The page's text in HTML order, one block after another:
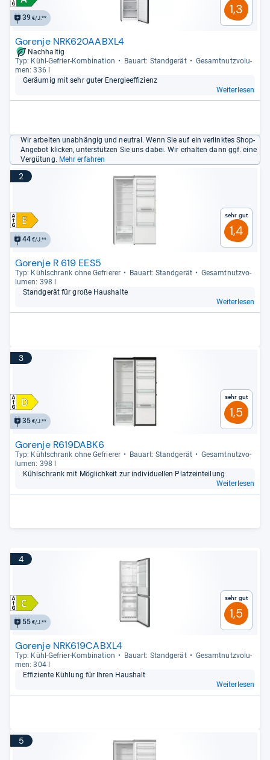
39 €/J.**
1,3
Gorenje NRK620AABXL4
Nachhaltig
Typ: Kühl-​Gefrier-​Kom­bi­na­tion
Bau­art: Stand­ge­rät
Gesamt­nutz­vo­lu­
men: 336 l
Geräu­mig mit sehr guter Ener­gie­ef­fi­zi­enz
Weiterlesen
Wir arbeiten unabhängig und neutral. Wenn Sie auf ein verlinktes Shop-
Angebot klicken, unterstützen Sie uns dabei. Wir erhalten dann ggf. eine
Vergütung. Mehr erfahren
2
44€/J.**
Sehr gut
1,4
Gorenje R 619 EES5
Typ: Kühl­schrank ohne Gefrie­rer Bau­art: Stand­ge­rät
Gesamt­nutz­vo­
lu­men: 398 l
Stand­ge­rät für große Haus­halte
Weiterlesen
3
35€/J.**
Sehr gut
1,5
Gorenje R619DABK6
Typ: Kühl­schrank ohne Gefrie­rer Bau­art: Stand­ge­rät
Gesamt­nutz­vo­
lu­men: 398 l
Kühl­schrank mit Mög­lich­keit zur indi­vi­du­el­len Platzein­tei­lung
Weiterlesen
4
55€/J.**
Sehr gut
1,5
Gorenje NRK619CABXL4
Typ: Kühl-​Gefrier-​Kom­bi­na­tion Bau­art: Stand­ge­rät
Gesamt­nutz­vo­lu­
men: 304 l
Effi­zi­ente Küh­lung für Ihren Haus­halt
Weiterlesen
5